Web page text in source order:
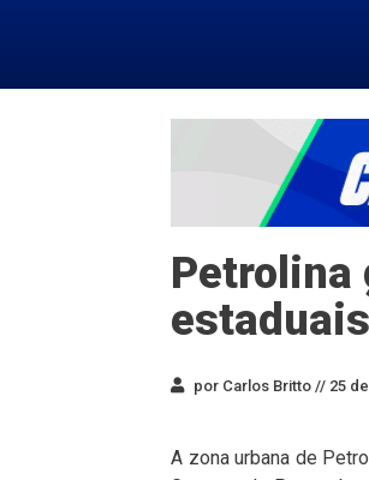
Petrolina
estaduais
por Carlos Britto // 25
A zona urbana de